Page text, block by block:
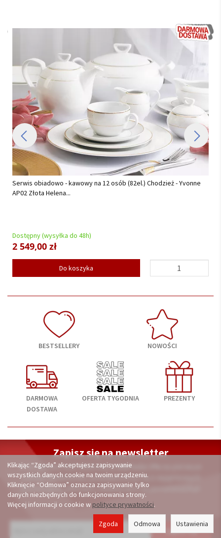
Serwis obiadowy na 12 osób (44 el) Chodzież - Akcent C000 BIAŁY
(TG18) BW...
Dostępny (wysyłka do 48h)
878,00 zł
Do koszyka
BESTSELLERY NOWOŚCI
DARMOWA
DOSTAWA
OFERTA TYGODNIA PREZENTY
Zapisz się na newsletter
A otrzymasz kod rabatowyo wartości 3%
zakupy. Dodatkowo, powiadomimy Cię o wyjątkowych
promocjach, ofertach i nowościach na porcelana24.pl
Klikając “Zgoda” akceptujesz zapisywanie
wszystkich danych cookie na twoim urządzeniu.
Kliknięcie “Odmowa” oznacza zapisywanie tylko
danych niezbędnych do funkcjonowania strony.
Więcej informacji o cookie w polityce prywatności.
Ustawienia
Odmowa
Zgoda